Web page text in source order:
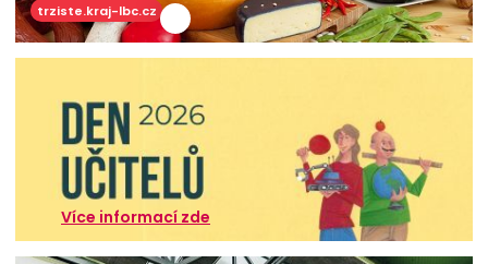
trziste.kraj-lbc.cz
Více informací zde